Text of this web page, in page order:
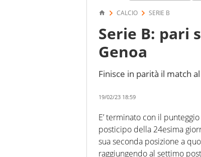
CALCIO SERIE B
Serie B: pari
Genoa
Finisce in parità il match
19/02/23 18:59
E’ terminato con il
posticipo della 24esima
sua seconda posizione a
raggiungendo al settimo